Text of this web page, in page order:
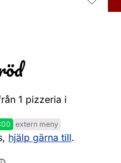
1 pizzeria i
11:30 - 22:00
11:30 - 22:00
extern meny
hjälp gärna till.